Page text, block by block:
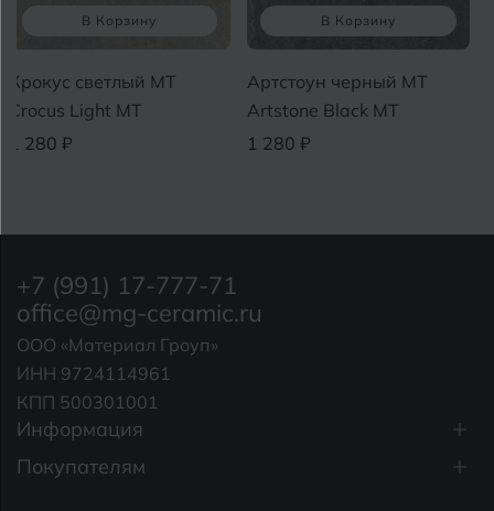
MT
MT
В Корзину
Артстоун черный MT
Artstone Black MT
В
Фьюжн
Fusion Gray
Информация
Покупателям
+7 (991) 17-777-71
office@mg-ceramic.ru
ООО «Материал Гроуп»
ИНН 9724114961
КПП 500301001